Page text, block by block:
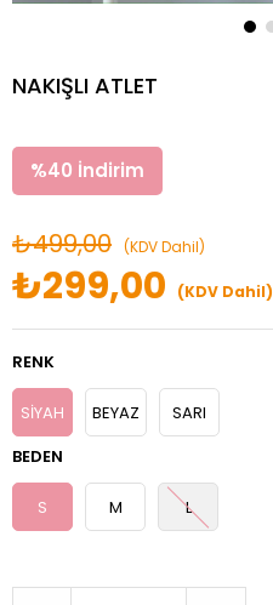
NAKIŞLI ATLET
%40 İndirim
₺499,00 (KDV Dahil)
₺299,00 (KDV Dahil)
RENK
SİYAH BEYAZ
SARI
BEDEN
S M L